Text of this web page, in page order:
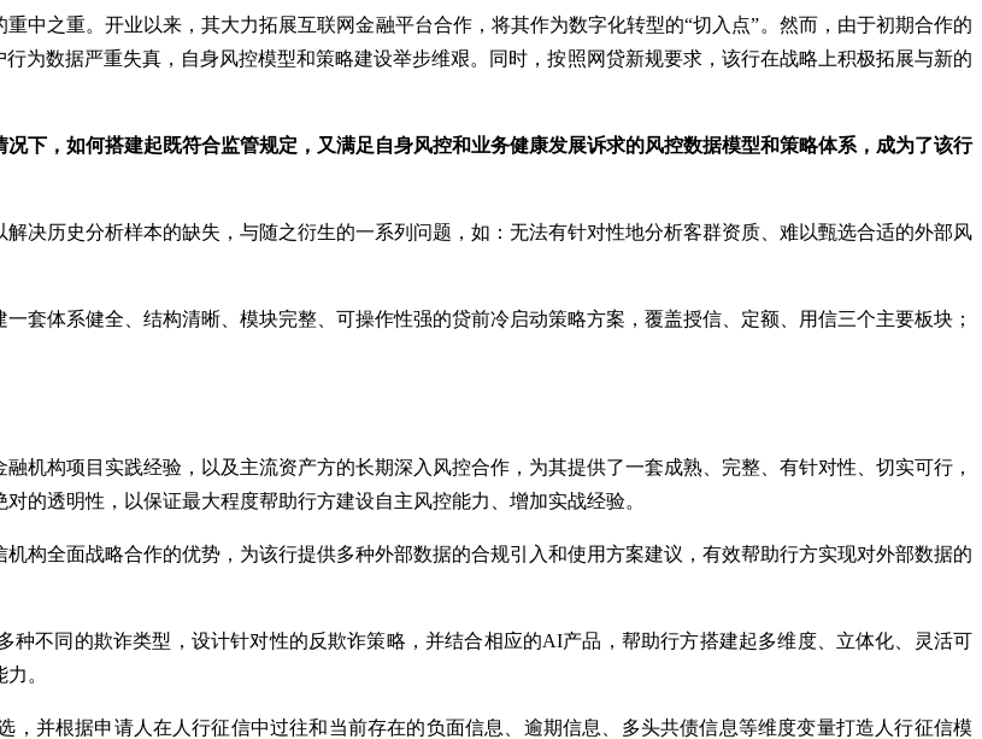
中之重。开业以来，其大力拓展互联网金融平台合作，将其作为数字化转型的“切入点”。然而，由于初期合作的
为数据严重失真，自身风控模型和策略建设举步维艰。同时，按照网贷新规要求，该行在战略上积极拓展与新的
下，如何搭建起既符合监管规定，又满足自身风控和业务健康发展诉求的风控数据模型和策略体系，成为了该行
决历史分析样本的缺失，与随之衍生的一系列问题，如：无法有针对性地分析客群资质、难以甄选合适的外部风
套体系健全、结构清晰、模块完整、可操作性强的贷前冷启动策略方案，覆盖授信、定额、用信三个主要板块；
机构项目实践经验，以及主流资产方的长期深入风控合作，为其提供了一套成熟、完整、有针对性、切实可行，
的透明性，以保证最大程度帮助行方建设自主风控能力、增加实战经验。
构全面战略合作的优势，为该行提供多种外部数据的合规引入和使用方案建议，有效帮助行方实现对外部数据的
种不同的欺诈类型，设计针对性的反欺诈策略，并结合相应的AI产品，帮助行方搭建起多维度、立体化、灵活可
。
，并根据申请人在人行征信中过往和当前存在的负面信息、逾期信息、多头共债信息等维度变量打造人行征信模